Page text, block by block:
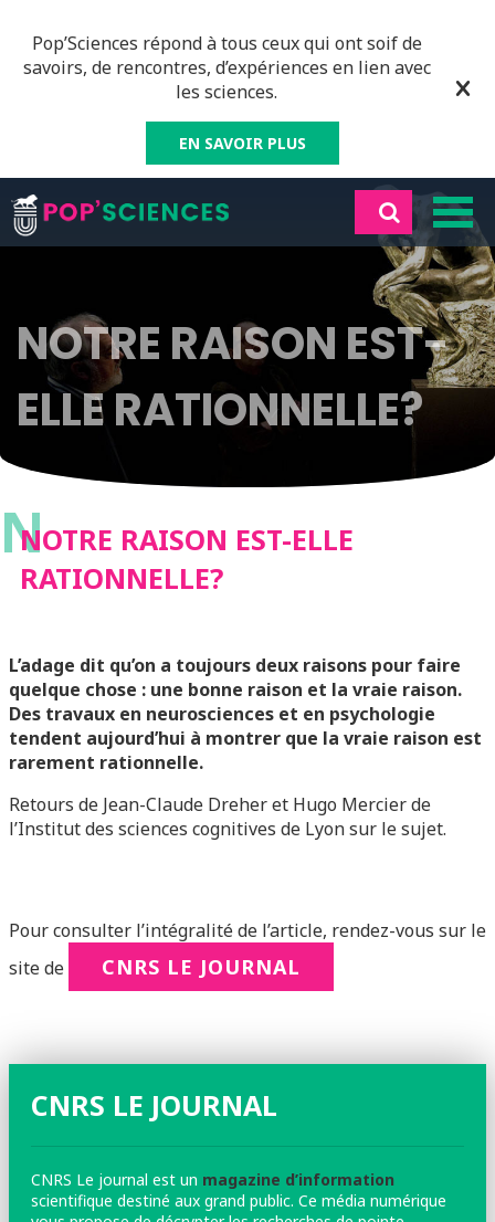
Pop’Sciences répond à tous ceux qui ont soif de
savoirs, de rencontres, d’expériences en lien avec
les sciences.
EN SAVOIR PLUS
NOTRE RAISON EST-
ELLE RATIONNELLE?
N
NOTRE RAISON EST-ELLE
RATIONNELLE?
L’adage dit qu’on a toujours deux raisons pour faire
quelque chose : une bonne raison et la vraie raison.
Des travaux en neurosciences et en psychologie
tendent aujourd’hui à montrer que la vraie raison est
rarement rationnelle.
Retours de Jean-Claude Dreher et Hugo Mercier de
l’Institut des sciences cognitives de Lyon sur le sujet.
Pour consulter l’intégralité de l’article, rendez-vous sur le
site de
CNRS LE JOURNAL
CNRS LE JOURNAL
CNRS Le journal est un magazine d’information
scientifique destiné aux grand public. Ce média numérique